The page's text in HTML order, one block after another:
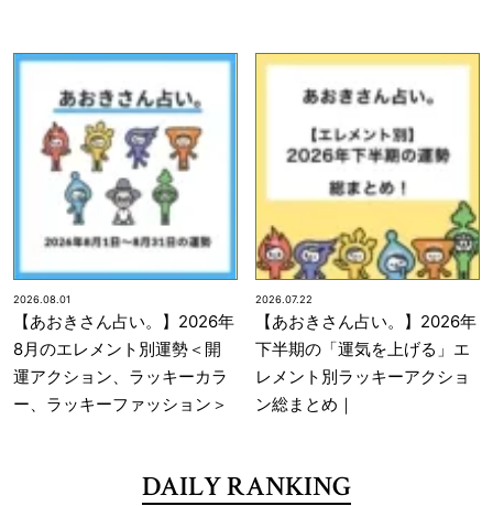
2026.08.01
【あおきさん占い。】2026年
8月のエレメント別運勢＜開
運アクション、ラッキーカラ
ー、ラッキーファッション＞
2026.07.22
【あおきさん占い。】2026年
下半期の「運気を上げる」エ
レメント別ラッキーアクショ
ン総まとめ｜
DAILY RANKING